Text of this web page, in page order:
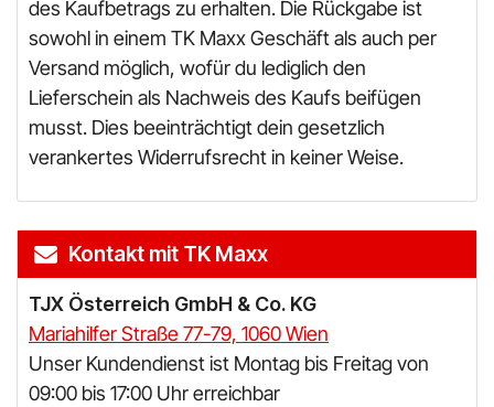
des Kaufbetrags zu erhalten. Die Rückgabe ist
sowohl in einem TK Maxx Geschäft als auch per
Versand möglich, wofür du lediglich den
Lieferschein als Nachweis des Kaufs beifügen
musst. Dies beeinträchtigt dein gesetzlich
verankertes Widerrufsrecht in keiner Weise.
Kontakt mit TK Maxx
TJX Österreich GmbH & Co. KG
Mariahilfer Straße 77-79, 1060 Wien
Unser Kundendienst ist Montag bis Freitag von
09:00 bis 17:00 Uhr erreichbar